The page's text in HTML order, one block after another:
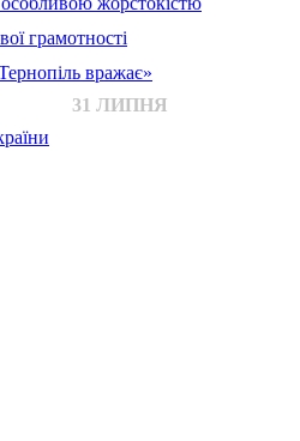
грамотності
вражає»
31 ЛИПНЯ